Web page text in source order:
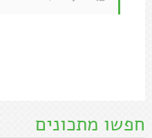
חפשו מתכונים